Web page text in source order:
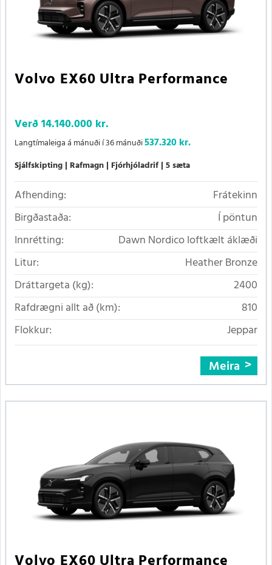
Volvo EX60 Ultra Performance
Verð14.140.000 kr.
Langtímaleiga á mánuði í 36 mánuði537.320 kr.
Sjálfskipting Rafmagn Fjórhjóladrif 5 sæta
Afhending:
Frátekinn
Birgðastaða:
Í pöntun
Innrétting:
Dawn Nordico loftkælt áklæði
Litur:
Heather Bronze
Dráttargeta (kg):
2400
Rafdrægni allt að (km):
810
Flokkur:
Jeppar
Meira